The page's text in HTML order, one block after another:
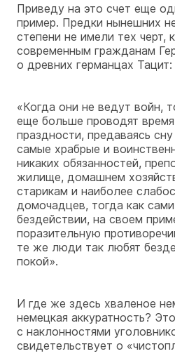
Приведу на это счет еще
пример. Предки нынешних
степени не имели тех черт,
современным гражданам
о древних германцах Тацит:
«Когда они не ведут войн,
еще больше проводят
праздности, предаваясь
самые храбрые и
никаких обязанностей,
жилище, домашнем
старикам и наиболее
домочадцев, тогда как
бездействии, на своем
поразительную
те же люди так любят
покой».
И где же здесь хваленое
немецкая аккуратность?
с наклонностями
свидетельствует о